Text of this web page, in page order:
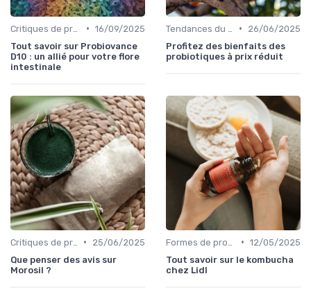
• 16/09/2025
Tout savoir sur Probiovance
D10 : un allié pour votre flore
intestinale
•
26/06/2025
Profitez des bienfaits des
probiotiques à prix réduit
•
25/06/2025
Que penser des avis sur
Morosil ?
• 12/05/2025
Tout savoir sur le kombucha
chez Lidl